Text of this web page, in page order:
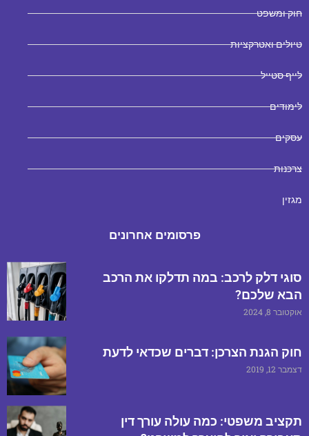
חוק ומשפט
טיולים ואטרקציות
לייף סטייל
לימודים
עסקים
צרכנות
מגזין
פרסומים אחרונים
סוגי דלק לרכב: במה תדלקו את הרכב
הבא שלכם?
אוקטובר 8, 2024
חוק הגנת הצרכן: דברים שכדאי לדעת
דצמבר 12, 2019
תקציב משפטי: כמה עולה עורך דין